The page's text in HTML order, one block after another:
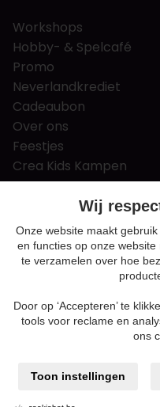
Workshops
Hobby- & Spelcafé
Promo
Neverlandkrediet
Cadeaubon
Over ons
Feestjes
Crea Kids Kampen
FAQ
Tips & tricks
Contact
Nieuws & Vacatures
Privacy
Wij
Onze website maakt
en functies op onze
te verzamelen over hoe
Door op ‘Accepteren’ te
tools voor reclame en
ons
Toon instellingen